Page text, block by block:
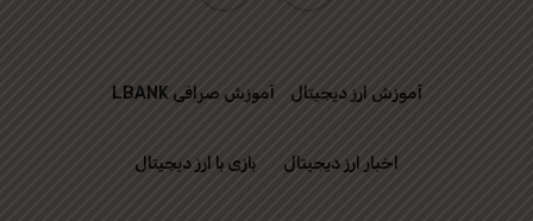
آموزش ارز دیجیتال آموزش صرافی LBANK
اخبار ارز دیجیتال بازی با ارز دیجیتال